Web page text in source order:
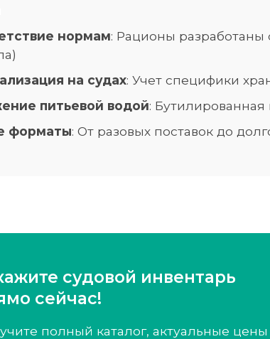
нормам: Рационы разработаны
на судах: Учет специфики
питьевой водой: Бутилированная
форматы: От разовых поставок до
судовой инвентарь
сейчас!
полный каталог, актуальные цены